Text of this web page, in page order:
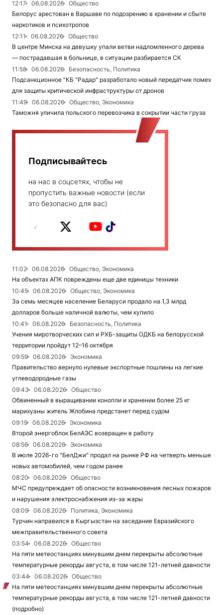
12:17 06.08.2026
Общество
Белорус арестован в Варшаве по подозрению в хранении и сбыте
наркотиков и психотропов
12:11
06.08.2026
Общество
В центре Минска на девушку упали ветви надломленного дерева
— пострадавшая в больнице, в ситуации разбирается СК
11:58
06.08.2026
Безопасность, Политика
Подсанкционное "КБ "Радар" разработало новый передатчик помех
для защиты критической инфраструктуры от дронов
11:49
06.08.2026
Общество, Экономика
Таможня уличила польского перевозчика в сокрытии части груза
Подписывайтесь
на нас в соцсетях, чтобы не
пропустить важные новости (если
это безопасно для вас)
11:02 06.08.2026
Общество, Экономика
На объектах АПК повреждены еще две единицы техники
10:45
06.08.2026
Общество, Экономика
За семь месяцев население Беларуси продало на 1,3 млрд
долларов больше наличной валюты, чем купило
10:41
06.08.2026
Безопасность, Политика
Учения миротворческих сил и РХБ-защиты ОДКБ на белорусской
территории пройдут 12–16 октября
09:59
06.08.2026
Экономика
Правительство вернуло нулевые экспортные пошлины на легкие
углеводородные газы
09:43
06.08.2026
Общество
Обвиненный в выращивании конопли и хранении более 25 кг
марихуаны житель Жлобина предстанет перед судом
09:19
06.08.2026
Экономика
Второй энергоблок БелАЭС возвращен в работу
08:56
06.08.2026
Экономика
В июле 2026-го "БелДжи" продал на рынке РФ на четверть меньше
новых автомобилей, чем годом ранее
08:20
06.08.2026
Общество
МЧС предупреждает об опасности возникновения лесных пожаров
и нарушения электроснабжения из-за жары
08:09
06.08.2026
Политика, Экономика
Турчин направился в Кыргызстан на заседание Евразийского
межправительственного совета
03:54
06.08.2026
Общество
На пяти метеостанциях минувшим днем перекрыты абсолютные
температурные рекорды августа, в том числе 121-летней давности
03:44
06.08.2026
Общество
На пяти метеостанциях минувшим днем перекрыты абсолютные
температурные рекорды августа, в том числе 121-летней давности
(подробно)